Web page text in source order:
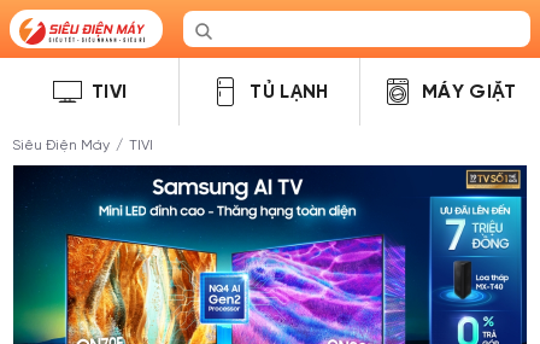
TIVI TỦ LẠNH MÁY GIẶT
Siêu Điện Máy / TIVI